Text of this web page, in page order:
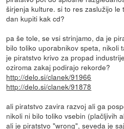
širjenja kulture. si to res zaslužijo
dan kupiti kak cd?
pa še tole, se vsi strinjamo, da je
bilo toliko uporabnikov speta, nikoli
je piratstvo krivo za propad
oziroma zakaj podirajo rekorde?
http://delo.si/clanek/91966
http://delo.si/clanek/91878
ali piratstvo zavira razvoj ali ga
nikoli ni bilo toliko vsebin (plačljivih
ali je piratstvo "wrong", seveda je